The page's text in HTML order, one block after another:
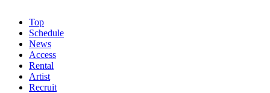
Top
Schedule
News
Access
Rental
Artist
Recruit